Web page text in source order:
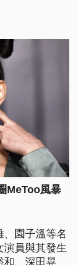
MeToo風暴
園子溫等名
員與其發生
和、深田晃